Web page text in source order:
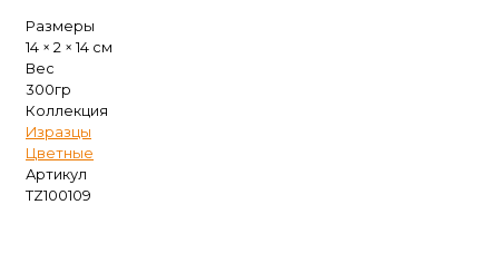
Размеры
14 × 2 × 14 см
Вес
300гр
Коллекция
Изразцы
Цветные
Артикул
TZ100109